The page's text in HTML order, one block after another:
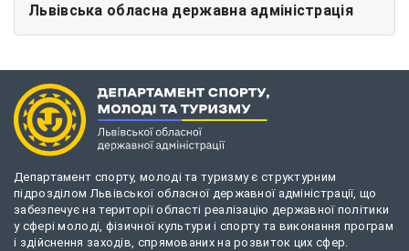
Львівська обласна державна адміністрація
Департамент спорту, молоді та туризму є структурним
підрозділом Львівської обласної державної адміністрації, що
забезпечує на території області реалізацію державної політики
у сфері молоді, фізичної культури і спорту та виконання програм
і здійснення заходів, спрямованих на розвиток цих сфер.